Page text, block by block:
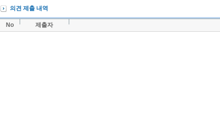
의견 제출 내역
No 제출자